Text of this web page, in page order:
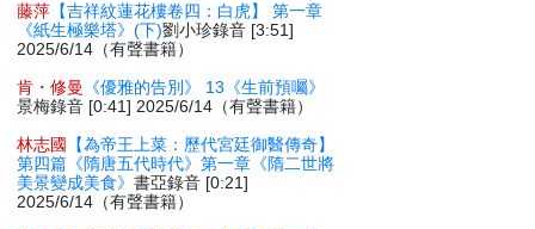
藤萍 【吉祥紋蓮花樓卷四：白虎】 第一章
《紙生極樂塔》(下)劉小珍錄音 [3:51]
2025/6/14（有聲書籍）
肯・修曼
《優雅的告別》 13《生前預囑》
景梅錄音 [0:41] 2025/6/14（有聲書籍）
林志國
【為帝王上菜：歷代宮廷御醫傳奇】
第四篇《隋唐五代時代》第一章《隋二世將
美景變成美食》書亞錄音 [0:21]
2025/6/14（有聲書籍）